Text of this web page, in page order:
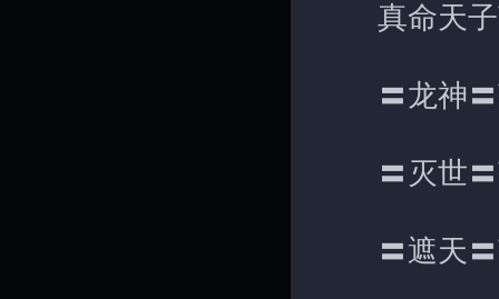
真命天子
〓龙神〓
〓灭世〓
〓遮天〓